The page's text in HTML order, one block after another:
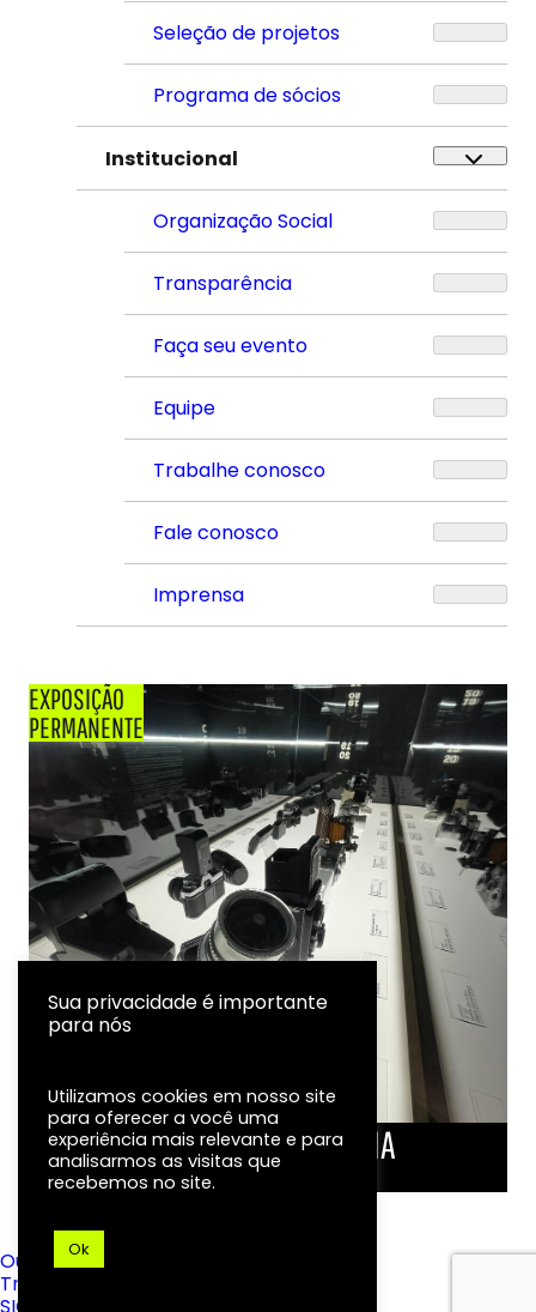
Seleção de projetos
Programa de sócios
Institucional
Organização Social
Transparência
Faça seu evento
Equipe
Trabalhe conosco
Fale conosco
Imprensa
EXPOSIÇÃO
PERMANENTE
LINHA DO TEMPO DA FOTOGRAFIA
EXPOSIÇÃO
Ouvidoria
Transparência
SIC
Sua privacidade é importante
para nós
Utilizamos cookies em nosso site
para oferecer a você uma
experiência mais relevante e para
analisarmos as visitas que
recebemos no site.
Ok